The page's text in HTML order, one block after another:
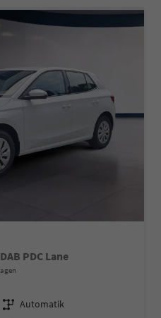
PDC Lane
Getriebe Automatik